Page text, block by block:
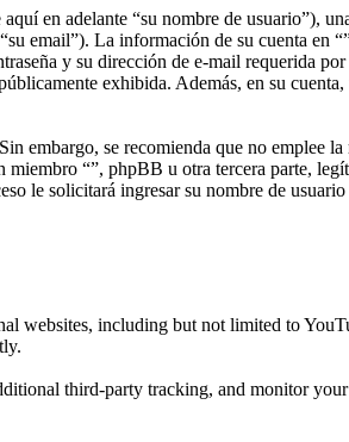
en adelante “su nombre de usuario”),
email”). La información de su cuenta en
y su dirección de e-mail requerida
exhibida. Además, en su
embargo, se recomienda que no emplee
“”, phpBB u otra tercera parte,
le solicitará ingresar su nombre de
websites, including but not limited to
third-party tracking, and monitor